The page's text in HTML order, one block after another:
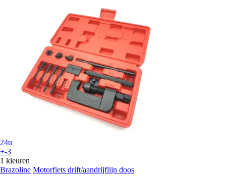
24u
+-3
1 kleuren
Brazoline Motorfiets drift/aandrijflijn doos